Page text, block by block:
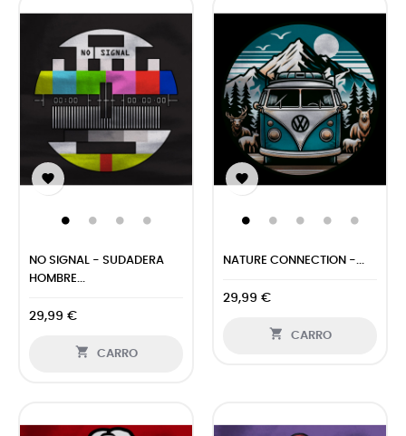

NO SIGNAL - SUDADERA
HOMBRE...
29,99 €
 CARRO

NATURE CONNECTION -...
29,99 €
 CARRO